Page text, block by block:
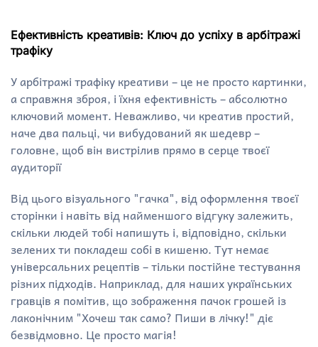
Ефективність креативів: Ключ до успіху в арбітражі
трафіку
У арбітражі трафіку креативи – це не просто картинки,
а справжня зброя, і їхня ефективність – абсолютно
ключовий момент. Неважливо, чи креатив простий,
наче два пальці, чи вибудований як шедевр –
головне, щоб він вистрілив прямо в серце твоєї
аудиторії
Від цього візуального "гачка", від оформлення твоєї
сторінки і навіть від найменшого відгуку залежить,
скільки людей тобі напишуть і, відповідно, скільки
зелених ти покладеш собі в кишеню. Тут немає
універсальних рецептів – тільки постійне тестування
різних підходів. Наприклад, для наших українських
гравців я помітив, що зображення пачок грошей із
лаконічним "Хочеш так само? Пиши в лічку!" діє
безвідмовно. Це просто магія!